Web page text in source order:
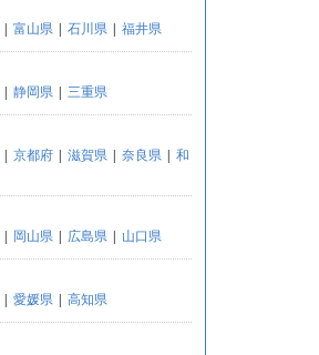
| 富山県 | 石川県 | 福井県
| 静岡県 | 三重県
| 京都府 | 滋賀県 | 奈良県 | 和
| 岡山県 | 広島県 | 山口県
| 愛媛県 | 高知県